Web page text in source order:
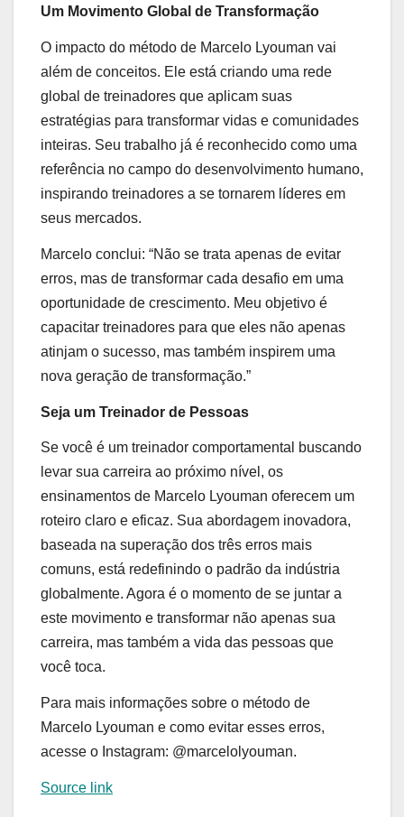
Um Movimento Global de Transformação
O impacto do método de Marcelo Lyouman vai
além de conceitos. Ele está criando uma rede
global de treinadores que aplicam suas
estratégias para transformar vidas e comunidades
inteiras. Seu trabalho já é reconhecido como uma
referência no campo do desenvolvimento humano,
inspirando treinadores a se tornarem líderes em
seus mercados.
Marcelo conclui: “Não se trata apenas de evitar
erros, mas de transformar cada desafio em uma
oportunidade de crescimento. Meu objetivo é
capacitar treinadores para que eles não apenas
atinjam o sucesso, mas também inspirem uma
nova geração de transformação.”
Seja um Treinador de Pessoas
Se você é um treinador comportamental buscando
levar sua carreira ao próximo nível, os
ensinamentos de Marcelo Lyouman oferecem um
roteiro claro e eficaz. Sua abordagem inovadora,
baseada na superação dos três erros mais
comuns, está redefinindo o padrão da indústria
globalmente. Agora é o momento de se juntar a
este movimento e transformar não apenas sua
carreira, mas também a vida das pessoas que
você toca.
Para mais informações sobre o método de
Marcelo Lyouman e como evitar esses erros,
acesse o Instagram: @marcelolyouman.
Source link